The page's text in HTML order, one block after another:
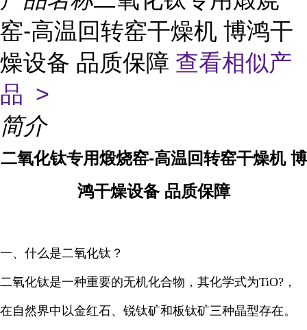
窑-高温回转窑干燥机 博鸿干
燥设备 品质保障 查看相似产
品 >
简介
二氧化钛专用煅烧窑-高温回转窑干燥机 博
鸿干燥设备 品质保障
一、什么是二氧化钛？
二氧化钛是一种重要的无机化合物，其化学式为TiO?，
在自然界中以金红石、锐钛矿和板钛矿三种晶型存在。